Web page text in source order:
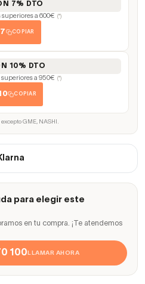
7% DTO
superiores a 600€ (*)
COPIAR
10% DTO
a 950€ (*)
COPIAR
GME, NASHI.
para elegir este
en tu compra. ¡Te atendemos
100LLAMAR AHORA